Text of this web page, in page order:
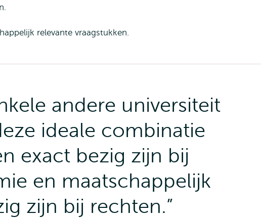
relevante vraagstukken.
andere universiteit
ideale combinatie
exact bezig zijn bij
en maatschappelijk
zijn bij rechten.”